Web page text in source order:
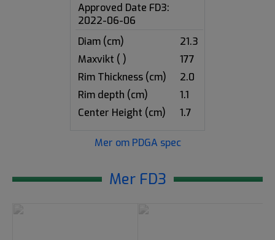
Approved Date FD3:
2022-06-06
Diam (cm)
21.3
Maxvikt ( )
177
Rim Thickness (cm)
2.0
Rim depth (cm)
1.1
Center Height (cm)
1.7
Mer om PDGA spec
Mer FD3